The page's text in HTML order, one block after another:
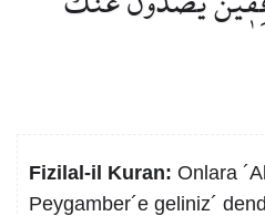
Fizilal-il Kuran: Onlara
Peygamber´e geliniz´